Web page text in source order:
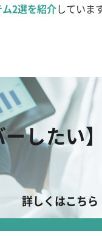
2選を紹介していま
ーしたい
詳しくはこちら